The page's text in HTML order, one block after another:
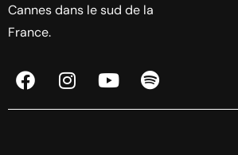
Cannes dans le sud de la
France.